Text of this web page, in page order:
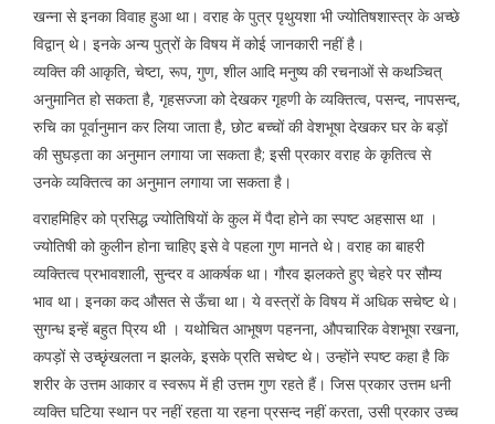
खन्ना से इनका विवाह हुआ था। वराह के पुत्र पृथुयशा भी ज्योतिषशास्त्र के अच्छे
विद्वान् थे। इनके अन्य पुत्रों के विषय में कोई जानकारी नहीं है।
व्यक्ति की आकृति, चेष्टा, रूप, गुण, शील आदि मनुष्य की रचनाओं से कथञ्चित्
अनुमानित हो सकता है, गृहसज्जा को देखकर गृहणी के व्यक्तित्व, पसन्द, नापसन्द,
रुचि का पूर्वानुमान कर लिया जाता है, छोट बच्चों की वेशभूषा देखकर घर के बड़ों
की सुघड़ता का अनुमान लगाया जा सकता है; इसी प्रकार वराह के कृतित्व से
उनके व्यक्तित्व का अनुमान लगाया जा सकता है।
वराहमिहिर को प्रसिद्ध ज्योतिषियों के कुल में पैदा होने का स्पष्ट अहसास था ।
ज्योतिषी को कुलीन होना चाहिए इसे वे पहला गुण मानते थे। वराह का बाहरी
व्यक्तित्व प्रभावशाली, सुन्दर व आकर्षक था। गौरव झलकते हुए चेहरे पर सौम्य
भाव था। इनका कद औसत से ऊँचा था। ये वस्त्रों के विषय में अधिक सचेष्ट थे।
सुगन्ध इन्हें बहुत प्रिय थी । यथोचित आभूषण पहनना, औपचारिक वेशभूषा रखना,
कपड़ों से उच्छृंखलता न झलके, इसके प्रति सचेष्ट थे। उन्होंने स्पष्ट कहा है कि
शरीर के उत्तम आकार व स्वरूप में ही उत्तम गुण रहते हैं। जिस प्रकार उत्तम धनी
व्यक्ति घटिया स्थान पर नहीं रहता या रहना प्रसन्द नहीं करता, उसी प्रकार उच्च